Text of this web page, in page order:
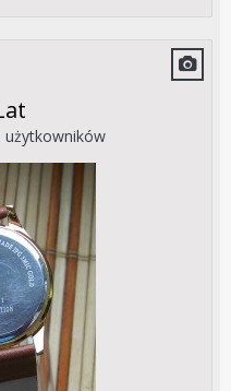
użytkowników